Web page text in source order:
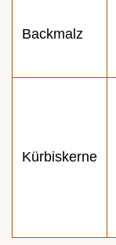
Backmalz
Kürbiskerne